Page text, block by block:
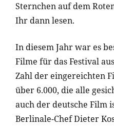
Sternchen auf dem
Ihr dann lesen.
In diesem Jahr war es
Filme für das Festival
Zahl der eingereichten
über 6.000, die alle
auch der deutsche Film
Berlinale-Chef Dieter